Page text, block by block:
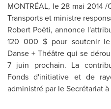
MONTRÉAL, le 28 mai 2014
Transports et ministre
Robert Poëti, annonce
120 000 $ pour soutenir
Danse + Théâtre qui se
7 juin prochain. La
Fonds d'initiative et de
administré par le Secrétariat